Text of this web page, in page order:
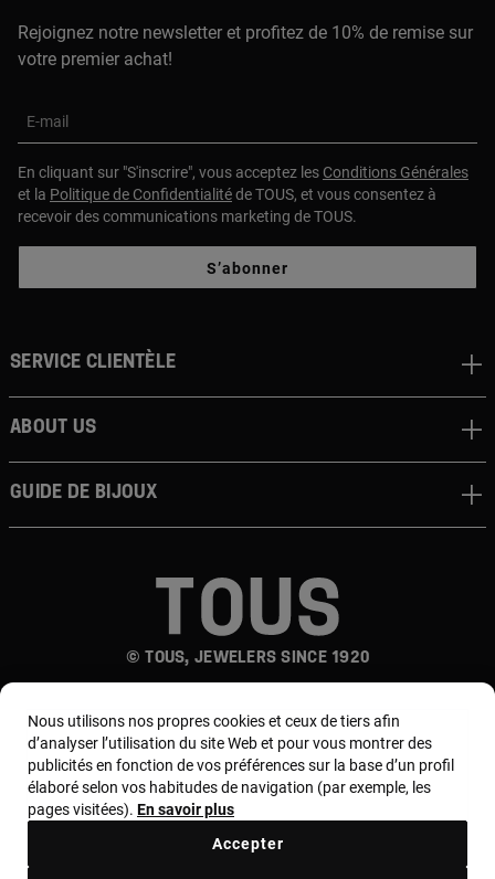
Rejoignez notre newsletter et profitez de 10% de remise sur
votre premier achat!
E-mail
En cliquant sur "S'inscrire", vous acceptez les Conditions Générales
et la Politique de Confidentialitéde TOUS, et vous consentez à
recevoir des communications marketing de TOUS.
S’abonner
© TOUS, JEWELERS SINCE 1920
Service clientèle
About us
Guide de bijoux
Pays et devise :France / Euro
Nous utilisons nos propres cookies et ceux de tiers afin
d’analyser l’utilisation du site Web et pour vous montrer des
publicités en fonction de vos préférences sur la base d’un profil
élaboré selon vos habitudes de navigation (par exemple, les
pages visitées). En savoir plus
Accepter